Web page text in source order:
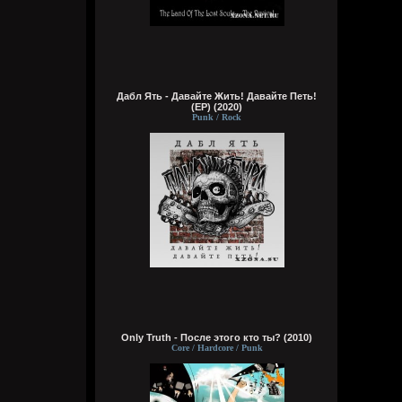
Ну лежит, то и упало
typical crabs
17:57:59
пересматриваю баттлы. ведь
версус,слово и рбл уже загнулись. даже
лига гнойного помоему.
Дабл Ять - Давайте Жить! Давайте Петь!
(EP) (2020)
Punk / Rock
Only Truth - После этого кто ты? (2010)
Core / Hardcore / Punk